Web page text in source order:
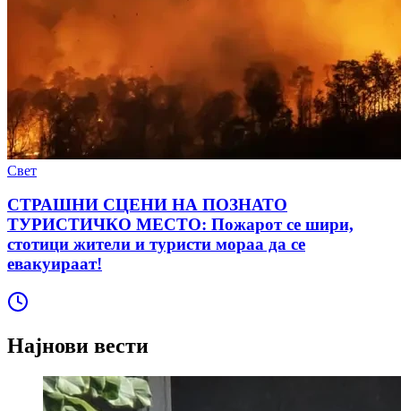
Свет
СТРАШНИ СЦЕНИ НА ПОЗНАТО
ТУРИСТИЧКО МЕСТО: Пожарот се шири,
стотици жители и туристи мораа да се
евакуираат!
Најнови вести